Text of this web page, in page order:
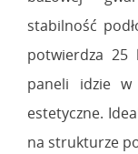
stabilność
potwierdza 25
paneli idzie
estetyczne.
na strukturze